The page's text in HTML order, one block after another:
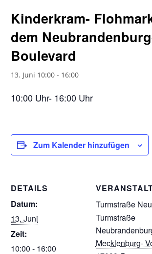
Kinderkram-
dem
Boulevard
13. Juni 10:00 - 16:00
10:00 Uhr- 16:00 Uhr
Zum Kalender hinzufügen
DETAILS
Datum:
13. Juni
Zeit:
10:00 - 16:00
Turmstraße
Turmstraße
Mecklenburg-